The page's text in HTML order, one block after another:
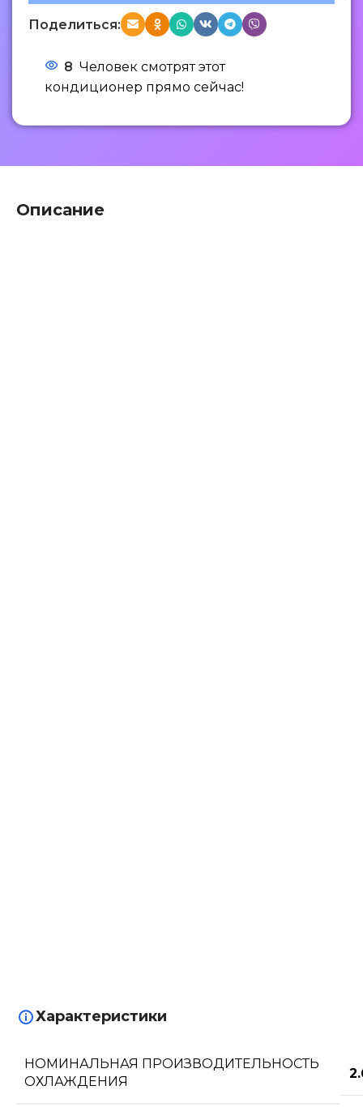
Поделиться:
8 Человек смотрят этот
кондиционер прямо сейчас!
Описание
Характеристики
НОМИНАЛЬНАЯ ПРОИЗВОДИТЕЛЬНОСТЬ
ОХЛАЖДЕНИЯ